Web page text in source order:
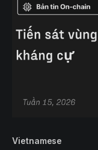
Vietnamese